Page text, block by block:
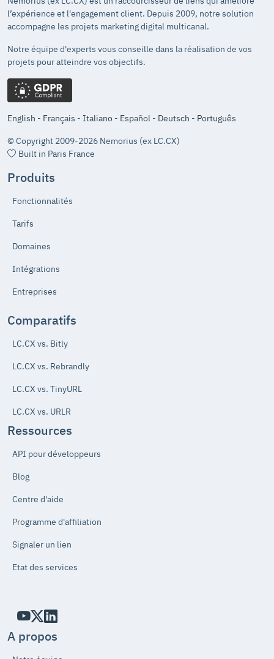
l’expérience et l'engagement client. Depuis 2009, notre solution
accompagne les projets marketing digital multicanal.
Notre équipe d'experts vous conseille dans la réalisation de vos
projets pour atteindre vos objectifs.
English - Français - Italiano - Español - Deutsch - Português
© Copyright 2009-2026 Nemorius (ex LC.CX)
Built in Paris France
Produits
Fonctionnalités
Tarifs
Domaines
Intégrations
Entreprises
Comparatifs
LC.CX vs. Bitly
LC.CX vs. Rebrandly
LC.CX vs. TinyURL
LC.CX vs. URLR
Ressources
API pour développeurs
Blog
Centre d'aide
Programme d'affiliation
Signaler un lien
Etat des services
A propos